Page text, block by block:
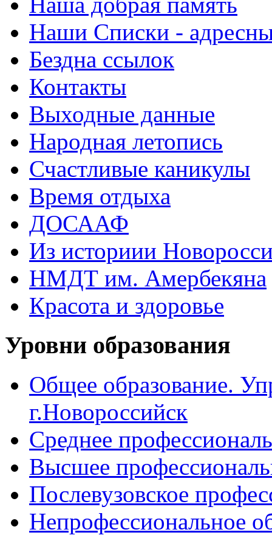
Наши Списки -
Бездна ссылок
Контакты
Выходные данные
Народная летопись
Счастливые каникулы
Время отдыха
ДОСААФ
Из историии
НМДТ им. Амербекяна
Красота и здоровье
Уровни образования
Общее образование.
г.Новороссийск
Среднее
Высшее
Послевузовское
Непрофессиональное